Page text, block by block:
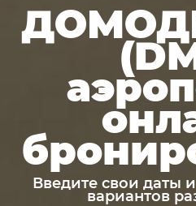
Введите свои даты
вариантов